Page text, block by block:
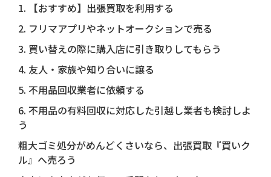
1. 【おすすめ】出張買取を利用する
2. フリマアプリやネットオークションで売る
3. 買い替えの際に購入店に引き取りしてもらう
4. 友人・家族や知り合いに譲る
5. 不用品回収業者に依頼する
6. 不用品の有料回収に対応した引越し業者も検討しよ
う
粗大ゴミ処分がめんどくさいなら、出張買取『買いク
ル』へ売ろう